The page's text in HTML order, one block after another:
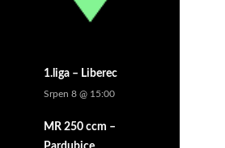
1.liga – Liberec
Srpen 8 @ 15:00
MR 250 ccm –